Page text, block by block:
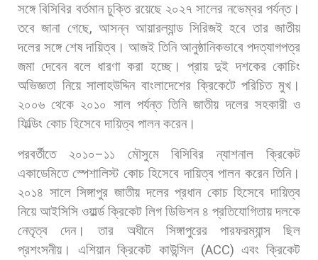
সঙ্গে বিসিবির বর্তমান চুক্তি রয়েছে ২০২৭ সালের নভেম্বর পর্যন্ত।
তবে জানা গেছে,আসন্ন আয়ারল্যান্ড সিরিজই হবে তার জাতীয়
দলের সঙ্গে শেষ দায়িত্ব। আজই তিনি আনুষ্ঠানিকভাবে পদত্যাগপত্র
জমা দেবেন বলে ধারণা করা হচ্ছে। প্রায় দুই দশকের কোচিং
অভিজ্ঞতা নিয়ে সালাহউদ্দিন বাংলাদেশের ক্রিকেটে পরিচিত মুখ।
২০০৬ থেকে ২০১০ সাল পর্যন্ত তিনি জাতীয় দলের সহকারী ও
ফিল্ডিং কোচ হিসেবে দায়িত্ব পালন করেন।
পরবর্তীতে ২০১০–১১ মৌসুমে বিসিবির ন্যাশনাল
ক্রিকেট
একাডেমিতে স্পেশালিস্ট কোচ হিসেবে দায়িত্ব পালন করেন তিনি।
২০১৪ সালে সিঙ্গাপুর জাতীয় দলের প্রধান কোচ হিসেবে দায়িত্ব
নিয়ে আইসিসি ওয়ার্ল্ড ক্রিকেট লিগ ডিভিশন ৪ প্রতিযোগিতায় দলকে
নেতৃত্ব
দেন। তার অধীনে সিঙ্গাপুরের পারফরম্যান্স
ছিল
প্রশংসনীয়। এশিয়ান ক্রিকেট কাউন্সিল(ACC) এবং ক্রিকেট